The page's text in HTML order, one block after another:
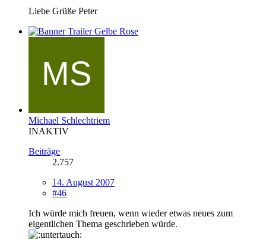
Liebe Grüße Peter
Michael Schlechtriem
INAKTIV
Beiträge
2.757
14. August 2007
#46
Ich würde mich freuen, wenn wieder etwas neues zum
eigentlichen Thema geschrieben würde.